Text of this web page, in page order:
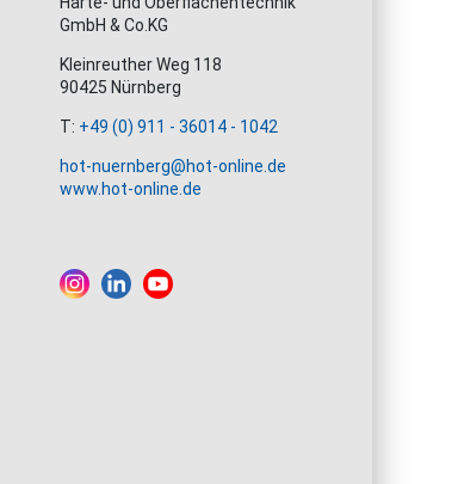
GmbH & Co.KG
Kleinreuther Weg 118
90425 Nürnberg
T: +49 (0) 911 - 36014 - 1042
hot-nuernberg@hot-online.de
www.hot-online.de